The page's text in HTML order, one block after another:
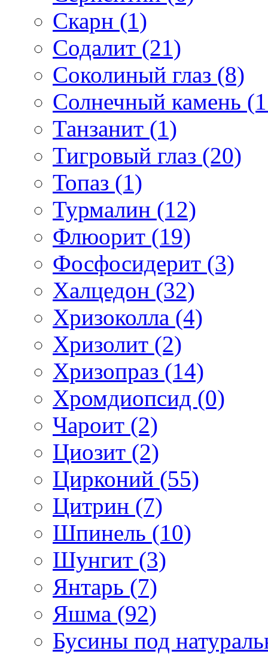
Скарн (1)
Содалит (21)
Соколиный глаз (8)
Солнечный камень
Танзанит (1)
Тигровый глаз (20)
Топаз (1)
Турмалин (12)
Флюорит (19)
Фосфосидерит (3)
Халцедон (32)
Хризоколла (4)
Хризолит (2)
Хризопраз (14)
Хромдиопсид (0)
Чароит (2)
Циозит (2)
Цирконий (55)
Цитрин (7)
Шпинель (10)
Шунгит (3)
Янтарь (7)
Яшма (92)
Бусины под